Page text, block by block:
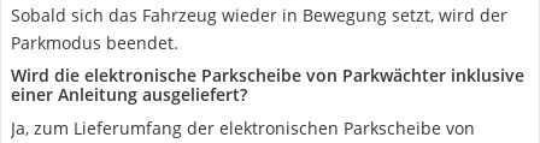
Sobald sich das Fahrzeug wieder in Bewegung setzt, wird der
Parkmodus beendet.
Wird die elektronische Parkscheibe von Parkwächter inklusive
einer Anleitung ausgeliefert?
Ja, zum Lieferumfang der elektronischen Parkscheibe von